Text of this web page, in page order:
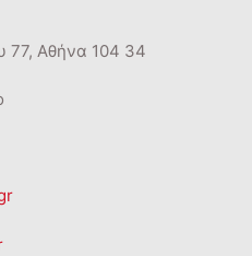
77, Αθήνα 104 34